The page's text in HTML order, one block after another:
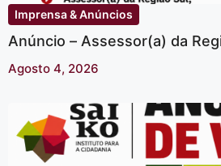
Imprensa & Anúncios
Anúncio – Assessor(a) da
Agosto 4, 2026